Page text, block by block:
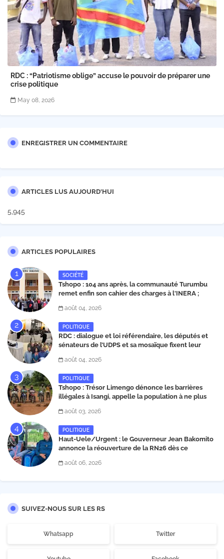
RDC : “Patriotisme oblige” accuse le pouvoir de préparer une
crise politique
May 08, 2026
ENREGISTRER UN COMMENTAIRE
ARTICLES LUS AUJOURD'HUI
5,945
ARTICLES POPULAIRES
SOCIÉTÉ
Tshopo : 104 ans après, la communauté Turumbu
remet enfin son cahier des charges à l'INERA ;
août 04, 2026
POLITIQUE
RDC : dialogue et loi référendaire, les députés et
sénateurs de l’UDPS et sa mosaïque fixent leur
Matata
août 04, 2026
POLITIQUE
Tshopo : Trésor Limengo dénonce les barrières
illégales à Isangi, appelle la population à ne plus
août 03, 2026
POLITIQUE
Haut-Uele/Urgent : le Gouverneur Jean Bakomito
annonce la réouverture de la RN26 dès ce
août 06, 2026
SUIVEZ-NOUS SUR LES RS
Whatsapp Twitter